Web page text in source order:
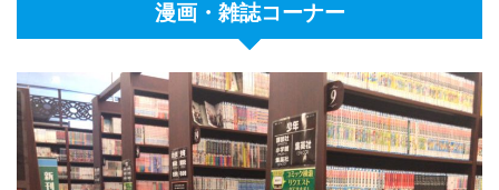
漫画・雑誌コーナー